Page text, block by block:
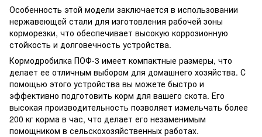
Особенность этой модели заключается в использовании
нержавеющей стали для изготовления рабочей зоны
корморезки, что обеспечивает высокую коррозионную
стойкость и долговечность устройства.
Кормодробилка ПОФ-3 имеет компактные размеры, что
делает ее отличным выбором для домашнего хозяйства. С
помощью этого устройства вы можете быстро и
эффективно подготовить корм для вашего скота. Его
высокая производительность позволяет измельчать более
200 кг корма в час, что делает его незаменимым
помощником в сельскохозяйственных работах.